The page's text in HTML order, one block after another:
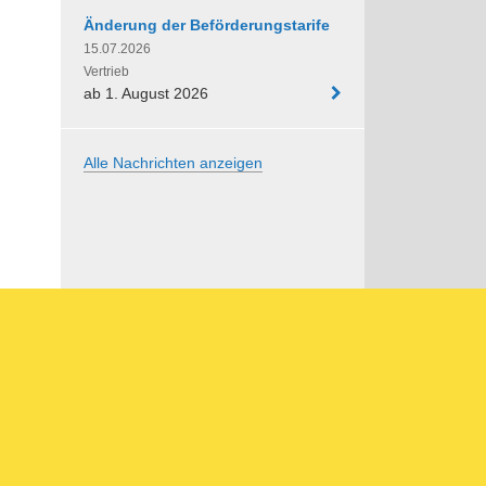
Änderung der Beförderungstarife
15.07.2026
Vertrieb
ab 1. August 2026
Alle Nachrichten anzeigen